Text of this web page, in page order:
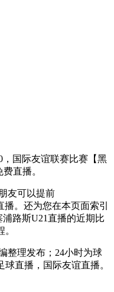
，国际友谊联赛比赛【黑
直播。
友可以提前
。还为您在本页面索引
路斯U21直播的近期比
整理发布；24小时为球
直播，国际友谊直播。